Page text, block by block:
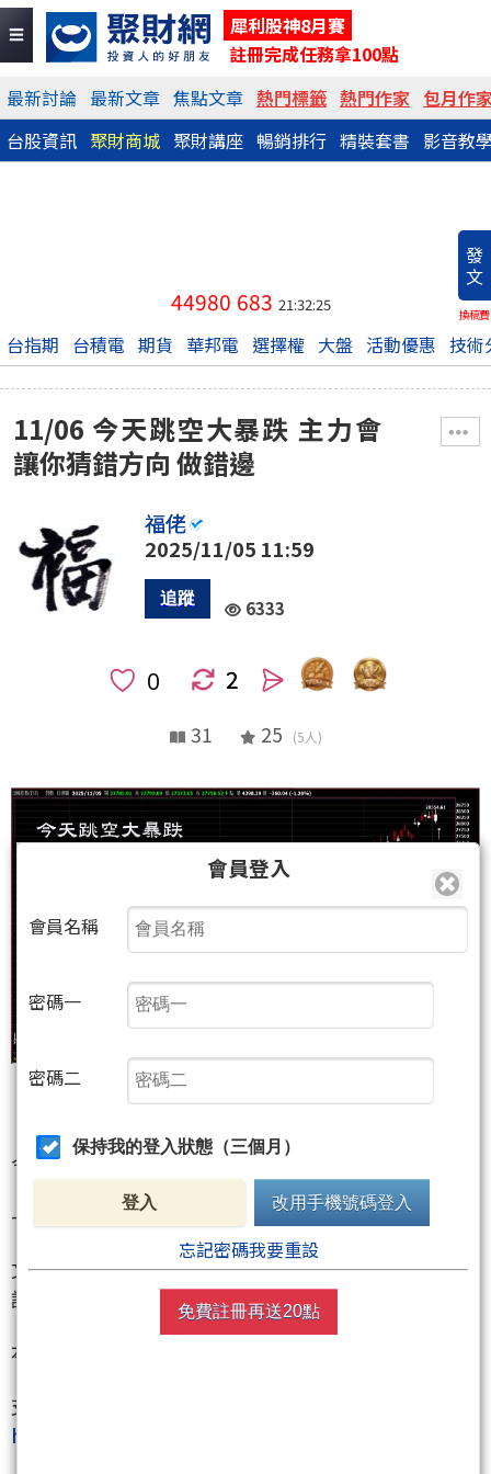
犀利股神8月賽
註冊完成任務拿100點
最新討論 最新文章 焦點文章 熱門標籤 熱門作家 包月作
台股資訊 聚財商城 聚財講座 暢銷排行 精裝套書 影音教
發
文
換稿費
44980 683 21:32:25
台指期 台積電 期貨 華邦電 選擇權 大盤 活動優惠 技術
11/06 今天跳空大暴跌 主力會
讓你猜錯方向 做錯邊
福佬
2025/11/05 11:59
6333
2
31 25 (5人)
今天跳空大暴跌 主力會讓你猜錯方向 做錯邊
-------------
文章內容是福佬個人的看法紀錄.我不帶單操作.購買前
請三思
本文不退點(前7位買文+回覆 統一贈送100點)
支持福佬 請按下挺我網址
http://www.wearn.com/fans/?120317
會員登入
會員名稱
密碼一
密碼二
保持我的登入狀態（三個月）
登入 改用手機號碼登入
忘記密碼我要重設
免費註冊再送20點